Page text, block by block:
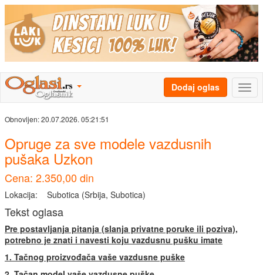
Dodaj oglas
Obnovljen:20.07.2026. 05:21:51
Opruge za sve modele vazdusnih
pušaka Uzkon
Cena: 2.350,00 din
Lokacija: Subotica (Srbija, Subotica)
Tekst oglasa
Pre postavljanja pitanja (slanja privatne poruke ili poziva),
potrebno je znati i navesti koju vazdusnu pušku imate
1. Tačnog proizvođača vaše vazdusne puške